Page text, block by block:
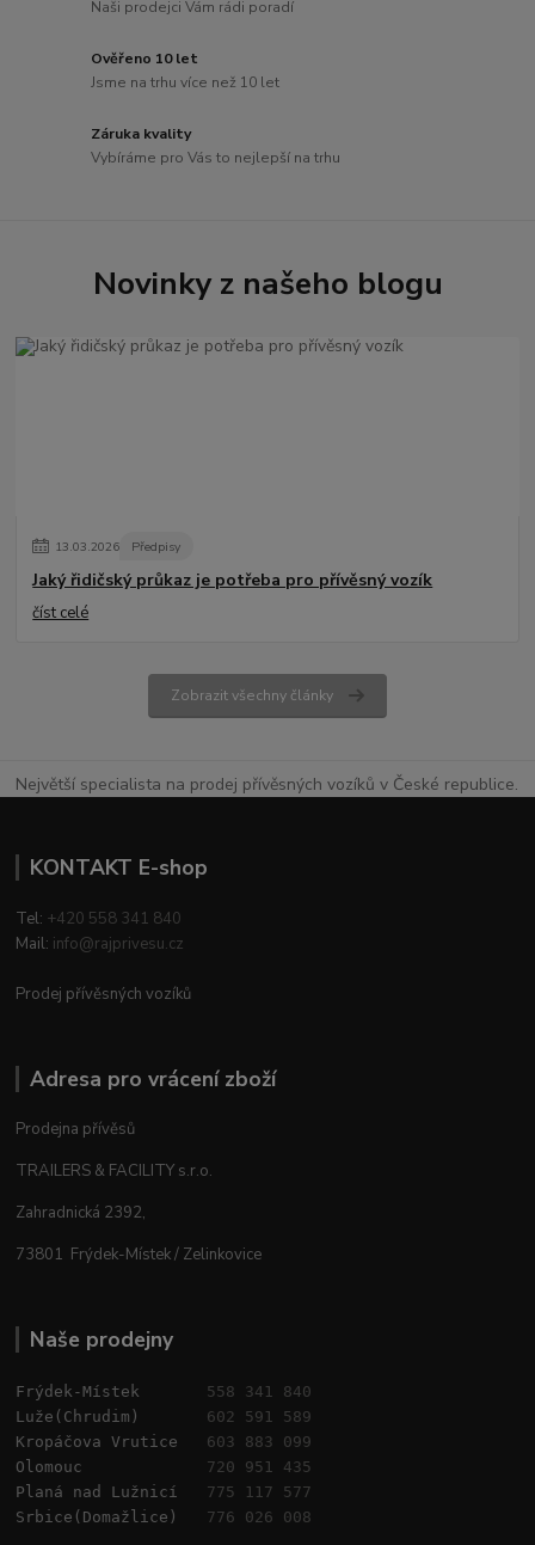
Naši prodejci Vám rádi poradí
Ověřeno 10 let
Jsme na trhu více než 10 let
Záruka kvality
Vybíráme pro Vás to nejlepší na trhu
Novinky z našeho blogu
13.03.2026 Předpisy
Jaký řidičský průkaz je potřeba pro přívěsný vozík
číst celé
Zobrazit všechny články
Největší specialista na prodej přívěsných vozíků v České republice.
KONTAKT E-shop
Tel: +420 558 341 840
Mail: info@rajprivesu.cz
Prodej přívěsných vozíků
Adresa pro vrácení zboží
Prodejna přívěsů
TRAILERS & FACILITY s.r.o.
Zahradnická 2392,
73801 Frýdek-Místek / Zelinkovice
Naše prodejny
Frýdek-Místek 558 341 840
Luže(Chrudim) 602 591 589
Kropáčova Vrutice 603 883 099
Olomouc 720 951 435
Planá nad Lužnicí 775 117 577
Srbice(Domažlice) 776 026 008